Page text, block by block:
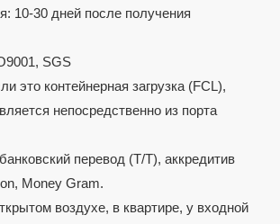
10-30 дней после получения
SGS
это контейнерная загрузка (FCL),
непосредственно из порта
перевод (T/T), аккредитив
Money Gram.
воздухе, в квартире, у входной